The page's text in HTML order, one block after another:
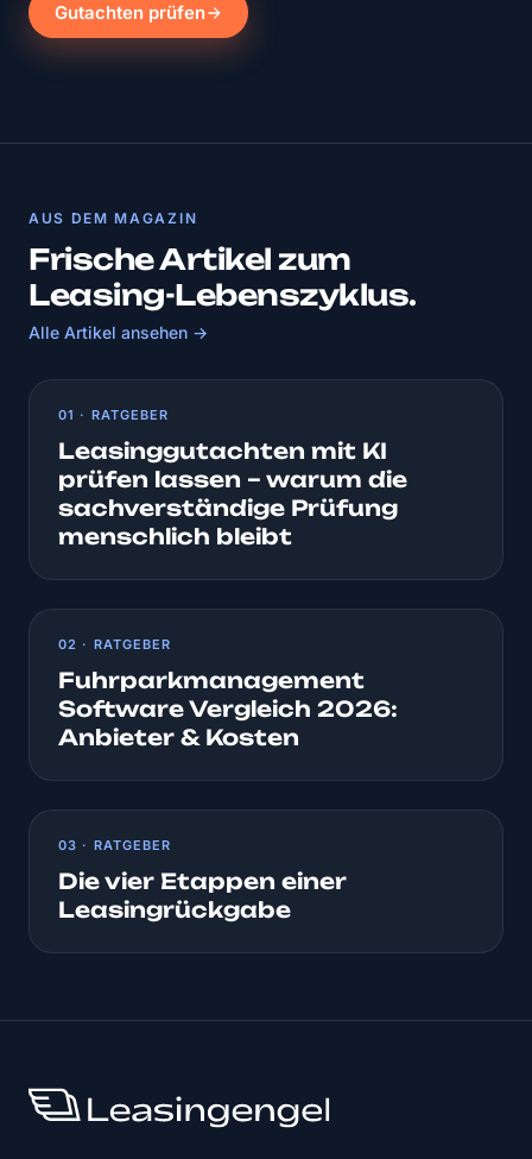
Gutachten prüfen
AUS DEM MAGAZIN
Frische Artikel zum
Leasing-Lebenszyklus.
Alle Artikel ansehen →
01 · RATGEBER
Leasinggutachten mit KI
prüfen lassen – warum die
sachverständige Prüfung
menschlich bleibt
02 · RATGEBER
Fuhrparkmanagement
Software Vergleich 2026:
Anbieter & Kosten
03 · RATGEBER
Die vier Etappen einer
Leasingrückgabe